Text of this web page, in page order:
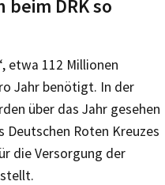
DRK so
etwa 112 Millionen
Jahr benötigt. In der
über das Jahr gesehen
Roten Kreuzes
die Versorgung der